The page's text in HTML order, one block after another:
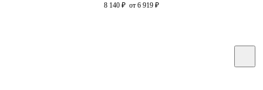
8 140 ₽ от 6 919 ₽